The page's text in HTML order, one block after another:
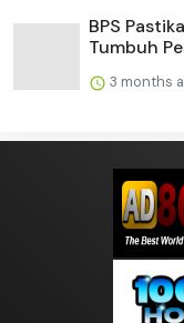
BPS
Tumbuh
3 months